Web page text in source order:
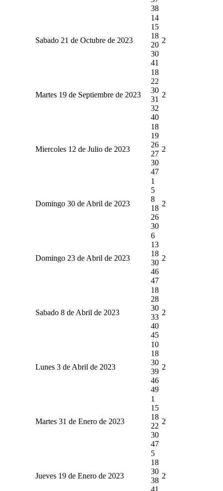
38
Sabado 21 de Octubre de 2023
14
15
18
20
30
41
2
Martes 19 de Septiembre de 2023
18
22
30
31
32
40
2
Miercoles 12 de Julio de 2023
18
19
26
27
30
47
2
Domingo 30 de Abril de 2023
1
5
8
18
26
30
2
Domingo 23 de Abril de 2023
6
13
18
30
46
47
2
Sabado 8 de Abril de 2023
18
28
30
33
40
45
2
Lunes 3 de Abril de 2023
10
18
30
39
46
49
2
Martes 31 de Enero de 2023
1
15
18
22
30
47
2
Jueves 19 de Enero de 2023
5
18
30
38
41
2